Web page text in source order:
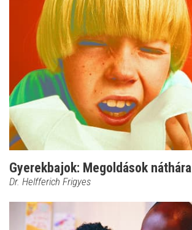
Gyerekbajok: Megoldások náthára
Dr. Helfferich Frigyes